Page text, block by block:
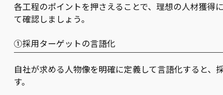
各工程のポイントを押さえることで、理想の人材獲得
て確認しましょう。
①採用ターゲットの言語化
自社が求める人物像を明確に定義して言語化すると、
す。